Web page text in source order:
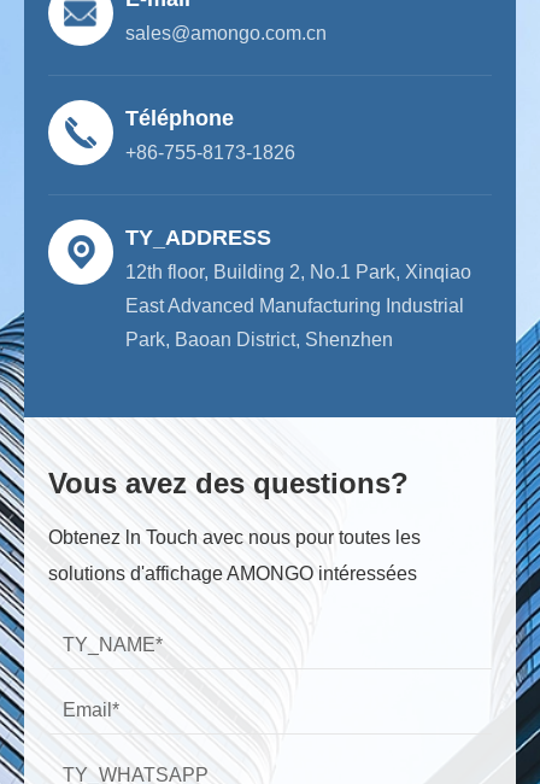
sales@amongo.com.cn
Téléphone
+86-755-8173-1826
TY_ADDRESS
12th floor, Building 2, No.1 Park, Xinqiao
East Advanced Manufacturing Industrial
Park, Baoan District, Shenzhen
Vous avez des questions?
Obtenez ln Touch avec nous pour toutes les
solutions d'affichage AMONGO intéressées